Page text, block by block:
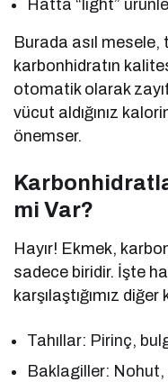
Hatta “light”
Burada asıl mesele,
karbonhidratın
otomatik olarak
vücut aldığınız
önemser.
mi Var?
Hayır! Ekmek,
sadece biridir. İşte
karşılaştığımız
Tahıllar: Pirinç,
Baklagiller: